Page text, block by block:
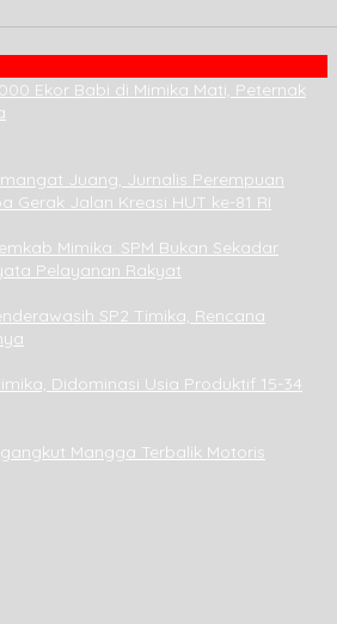
Ekor Babi di Mimika Mati, Peternak
Juang, Jurnalis Perempuan
Gerak Jalan Kreasi HUT ke-81 RI
Mimika: SPM Bukan Sekadar
Pelayanan Rakyat
SP2 Timika, Rencana
Didominasi Usia Produktif 15-34
Mangga Terbalik Motoris